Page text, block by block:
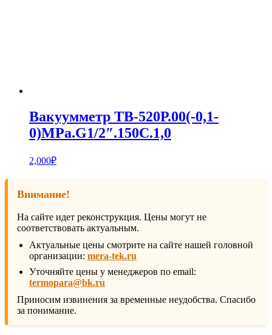
Вакуумметр ТВ-520Р.00(-0,1-
0)MPa.G1/2″.150С.1,0
2,000₽
Внимание!
На сайте идет реконструкция. Цены могут не
соответствовать актуальным.
Актуальные цены смотрите на сайте нашей головной
организации: mera-tek.ru
Уточняйте цены у менеджеров по email:
termopara@bk.ru
Приносим извинения за временные неудобства. Спасибо
за понимание.